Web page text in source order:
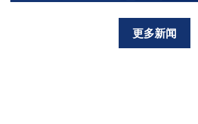
更多新闻